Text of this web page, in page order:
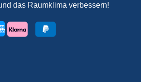
das Raumklima verbessern!